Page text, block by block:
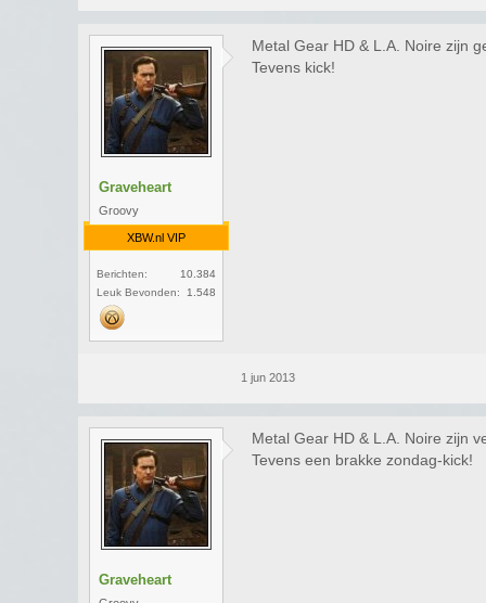
Graveheart
Groovy
XBW.nl VIP
Berichten:
10.384
Leuk Bevonden:
1.548
Metal Gear HD & L.A. Noire zijn
Tevens kick!
1 jun 2013
Graveheart
Metal Gear HD & L.A. Noire zijn
Tevens een brakke zondag-kick!